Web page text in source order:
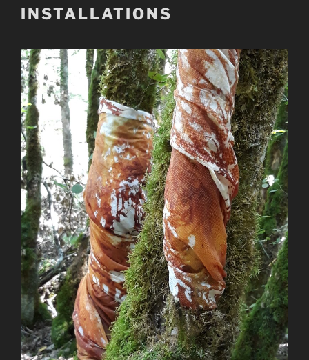
INSTALLATIONS